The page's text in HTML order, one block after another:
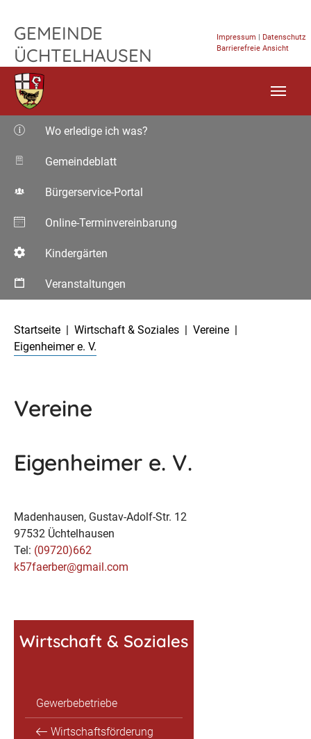
GEMEINDE
ÜCHTELHAUSEN
Impressum | Datenschutz
Barrierefreie Ansicht
Wo erledige ich was?
Gemeindeblatt
Bürgerservice-Portal
Online-Terminvereinbarung
Kindergärten
Veranstaltungen
Startseite
Wirtschaft & Soziales
Vereine
Eigenheimer e. V.
Vereine
Eigenheimer e. V.
Madenhausen, Gustav-Adolf-Str. 12
97532 Üchtelhausen
Tel: (09720)662
k57faerber@gmail.com
Wirtschaft & Soziales
Gewerbebetriebe
Wirtschaftsförderung